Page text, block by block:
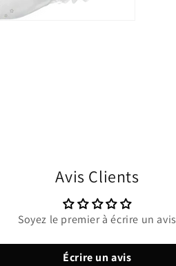
Avis Clients
Soyez le premier à écrire un avis
Écrire un avis